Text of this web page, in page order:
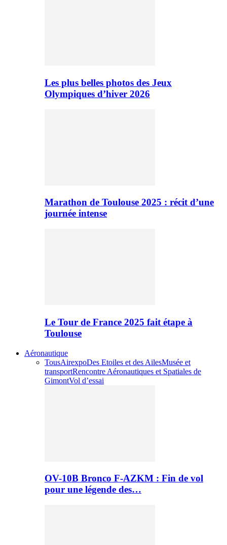
Les plus belles photos des Jeux
Olympiques d’hiver 2026
Marathon de Toulouse 2025 : récit d’une
journée intense
Le Tour de France 2025 fait étape à
Toulouse
Aéronautique
TousAirexpoDes Etoiles et des AilesMusée et
transportRencontre Aéronautiques et Spatiales de
GimontVol d’essai
OV-10B Bronco F-AZKM : Fin de vol
pour une légende des…